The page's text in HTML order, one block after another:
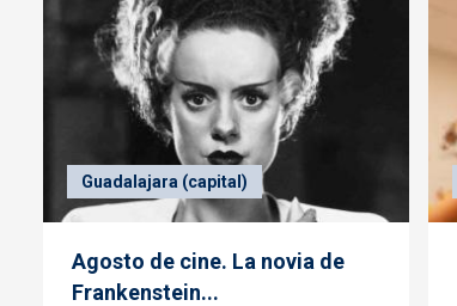
Guadalajara (capital)
Agosto de cine. La novia de
Frankenstein...